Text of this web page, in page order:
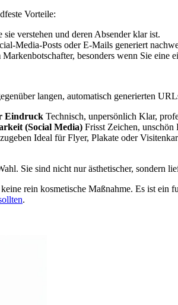
Vorteile:
verstehen und deren Absender klar ist.
Media-Posts oder E-Mails generiert
besonders wenn Sie eine
langen, automatisch generierten
Eindruck Technisch, unpersönlich Klar,
(Social Media) Frisst Zeichen,
Ideal für Flyer, Plakate oder
Sie sind nicht nur ästhetischer, sondern
rein kosmetische Maßnahme. Es ist
.